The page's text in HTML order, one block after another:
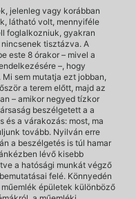
jelenleg vagy korábban
látható volt, mennyiféle
foglalkozniuk, gyakran
tisztázva. A
este 8 órakor – mivel a
–, hogy
sem mutatja ezt jobban,
a terem előtt, majd az
– amikor negyed tízkor
beszélgetett a a
és a várakozás: most, ma
tovább. Nyilván erre
a beszélgetés is túl hamar
lévő kisebb
a hatósági munkát végző
felé. Könnyedén
épületek különböző